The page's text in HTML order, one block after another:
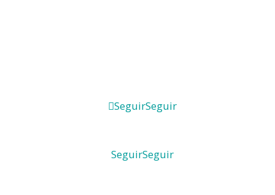
SeguirSeguir
SeguirSeguir